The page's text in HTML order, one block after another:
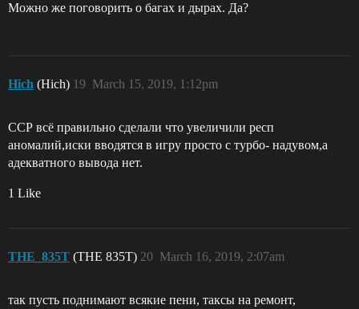
Можно же поговорить о багах и дырах. Да?
Hich (Hich) March 15, 2019, 1:12pm
19
ССР всё правильно сделали что увеличили респ
аномалий,иски вводятся в игру просто с турбо- надувом,а
адекватного вывода нет.
1 Like
THE_835T (THE 835T) March 16, 2019, 2:07am
20
так пусть поднимают всякие пени, таксы на ремонт,